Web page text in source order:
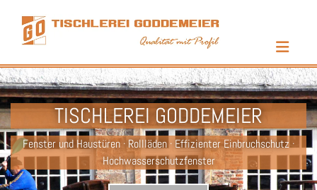
TISCHLEREI GODDEMEIER
Fenster und Haustüren · Rollläden · Effizienter Einbruchschutz ·
Hochwasserschutzfenster